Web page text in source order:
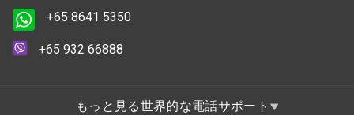
+65 8641 5350
+65 932 66888
もっと見る世界的な電話サポート